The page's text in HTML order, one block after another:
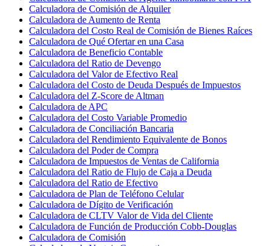
Calculadora de Comisión de Alquiler
Calculadora de Aumento de Renta
Calculadora del Costo Real de Comisión de Bienes Raíces
Calculadora de Qué Ofertar en una Casa
Calculadora de Beneficio Contable
Calculadora del Ratio de Devengo
Calculadora del Valor de Efectivo Real
Calculadora del Costo de Deuda Después de Impuestos
Calculadora del Z-Score de Altman
Calculadora de APC
Calculadora del Costo Variable Promedio
Calculadora de Conciliación Bancaria
Calculadora del Rendimiento Equivalente de Bonos
Calculadora del Poder de Compra
Calculadora de Impuestos de Ventas de California
Calculadora del Ratio de Flujo de Caja a Deuda
Calculadora del Ratio de Efectivo
Calculadora de Plan de Teléfono Celular
Calculadora de Dígito de Verificación
Calculadora de CLTV Valor de Vida del Cliente
Calculadora de Función de Producción Cobb-Douglas
Calculadora de Comisión